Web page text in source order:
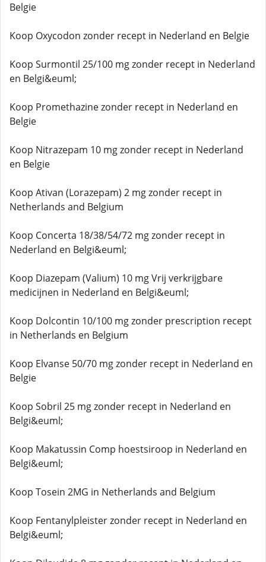
Belgie
Koop Oxycodon zonder recept in Nederland en Belgie
Koop Surmontil 25/100 mg zonder recept in Nederland
en Belgi&euml;
Koop Promethazine zonder recept in Nederland en
Belgie
Koop Nitrazepam 10 mg zonder recept in Nederland
en Belgie
Koop Ativan (Lorazepam) 2 mg zonder recept in
Netherlands and Belgium
Koop Concerta 18/38/54/72 mg zonder recept in
Nederland en Belgi&euml;
Koop Diazepam (Valium) 10 mg Vrij verkrijgbare
medicijnen in Nederland en Belgi&euml;
Koop Dolcontin 10/100 mg zonder prescription recept
in Netherlands en Belgium
Koop Elvanse 50/70 mg zonder recept in Nederland en
Belgie
Koop Sobril 25 mg zonder recept in Nederland en
Belgi&euml;
Koop Makatussin Comp hoestsiroop in Nederland en
Belgi&euml;
Koop Tosein 2MG in Netherlands and Belgium
Koop Fentanylpleister zonder recept in Nederland en
Belgi&euml;